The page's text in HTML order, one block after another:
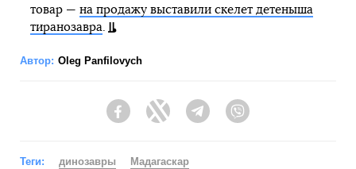
товар — на продажу выставили скелет детеныша
тиранозавра.
Автор: Oleg Panfilovych
FacebookTwitter Telegram
Теги: динозавры Мадагаскар